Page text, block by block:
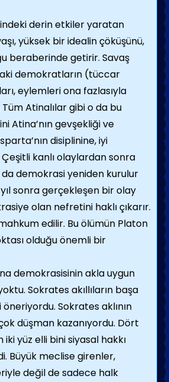
derin etkiler yaratan
yüksek bir idealin çöküşünü,
beraberinde getirir. Savaş
demokratların (tüccar
eylemleri ona fazlasıyla
Atinalılar gibi o da bu
Atina’nın gevşekliği ve
disiplinine, iyi
kanlı olaylardan sonra
da demokrasi yeniden kurulur
sonra gerçekleşen bir olay
olan nefretini haklı çıkarır.
edilir. Bu ölümün Platon
olduğu önemli bir
demokrasisinin akla uygun
Sokrates akıllıların başa
Sokrates aklının
düşman kazanıyordu. Dört
iki yüz elli bini siyasal hakkı
Büyük meclise girenler,
değil de sadece halk